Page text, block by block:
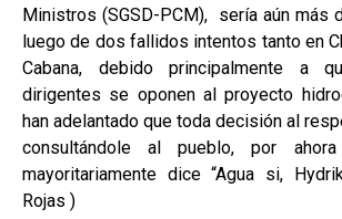
Ministros (SGSD-PCM), sería aún más
luego de dos fallidos intentos tanto en
Cabana, debido principalmente a
dirigentes se oponen al proyecto
han adelantado que toda decisión al
consultándole al pueblo, por
mayoritariamente dice “Agua si,
Rojas )